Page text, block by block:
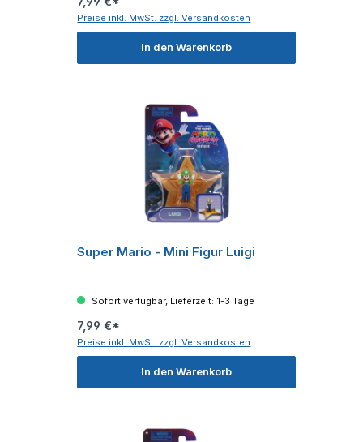
Preise inkl. MwSt. zzgl. Versandkosten
In den Warenkorb
Super Mario - Mini Figur Luigi
Sofort verfügbar, Lieferzeit: 1-3 Tage
7,99 €*
Preise inkl. MwSt. zzgl. Versandkosten
In den Warenkorb